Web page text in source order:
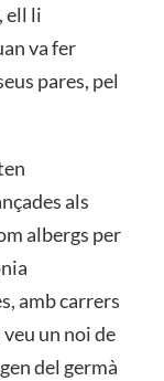
ell li
va fer
pares, pel
als
albergs per
amb carrers
un noi de
del germà